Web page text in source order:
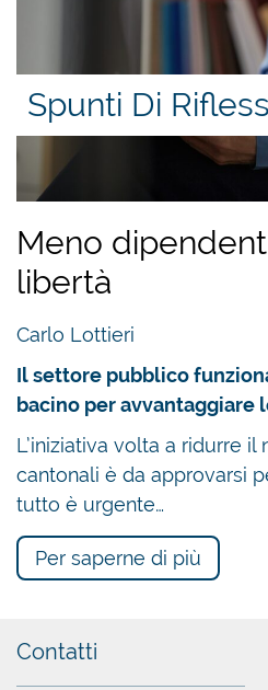
Spunti Di
Meno
libertà
Carlo Lottieri
Il settore pubblico
bacino per
L’iniziativa volta a ridurre
cantonali è da approvarsi
tutto è urgente…
Per saperne di più
Contatti